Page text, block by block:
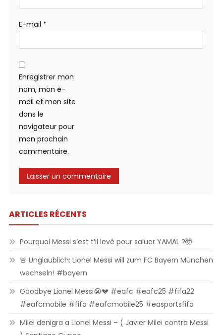
E-mail *
Enregistrer mon
nom, mon e-
mail et mon site
dans le
navigateur pour
mon prochain
commentaire.
ARTICLES RÉCENTS
Pourquoi Messi s’est t’il levé pour saluer YAMAL ?🤯
🚨 Unglaublich: Lionel Messi will zum FC Bayern München
wechseln! #bayern
Goodbye Lionel Messi😭💔 #eafc #eafc25 #fifa22
#eafcmobile #fifa #eafcmobile25 #easportsfifa
Milei denigra a Lionel Messi – ( Javier Milei contra Messi